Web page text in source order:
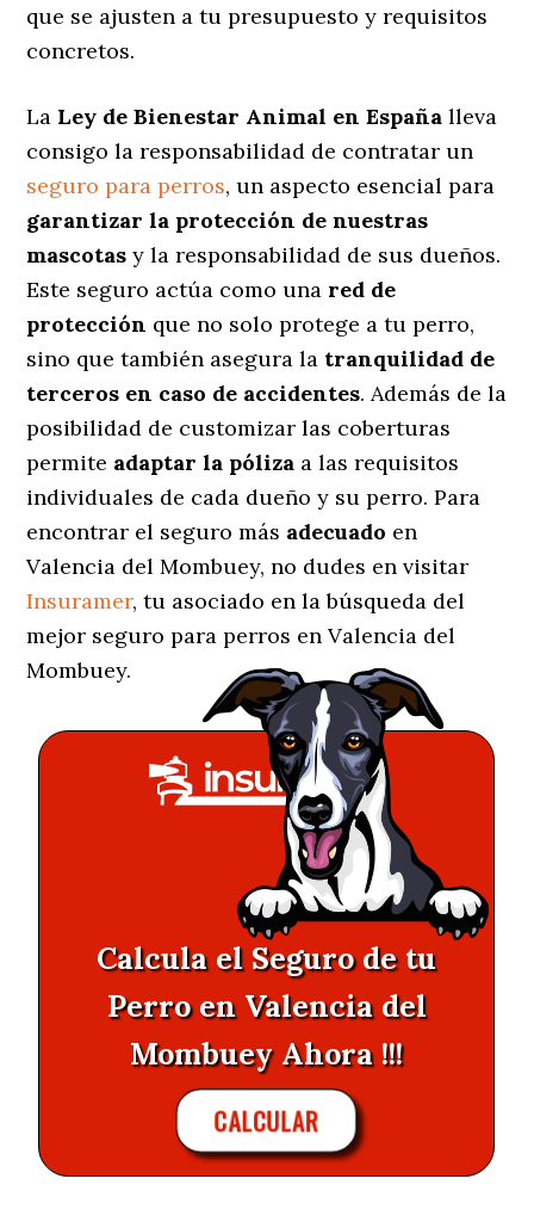
que se ajusten a tu presupuesto y requisitos
concretos.
La Ley de Bienestar Animal en España lleva
consigo la responsabilidad de contratar un
seguro para perros, un aspecto esencial para
garantizar la protección de nuestras
mascotas y la responsabilidad de sus dueños.
Este seguro actúa como una red de
protección que no solo protege a tu perro,
sino que también asegura la tranquilidad de
terceros en caso de accidentes. Además de la
posibilidad de customizar las coberturas
permite adaptar la póliza a las requisitos
individuales de cada dueño y su perro. Para
encontrar el seguro más adecuado en
Valencia del Mombuey, no dudes en visitar
Insuramer, tu asociado en la búsqueda del
mejor seguro para perros en Valencia del
Mombuey.
Calcula el Seguro de tu
Perro en Valencia del
Mombuey Ahora !!!
CALCULAR